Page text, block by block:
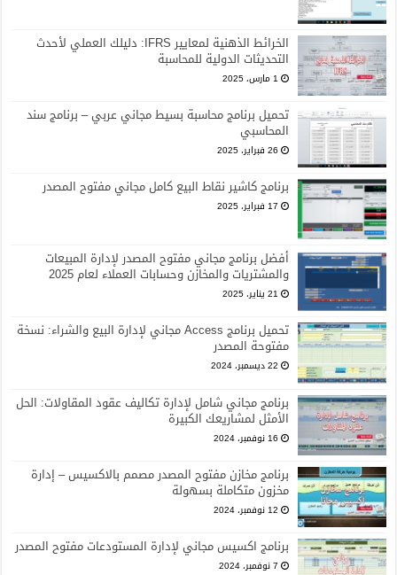
الخرائط الذهنية لمعايير IFRS: دليلك العملي لأحدث
التحديثات الدولية للمحاسبة
1 مارس، 2025
تحميل برنامج محاسبة بسيط مجاني عربي – برنامج سند
المحاسبي
26 فبراير، 2025
برنامج كاشير نقاط البيع كامل مجاني مفتوح المصدر
17 فبراير، 2025
أفضل برنامج مجاني مفتوح المصدر لإدارة المبيعات
والمشتريات والمخازن وحسابات العملاء لعام 2025
21 يناير، 2025
تحميل برنامج Access مجاني لإدارة البيع والشراء: نسخة
مفتوحة المصدر
22 ديسمبر، 2024
برنامج مجاني شامل لإدارة تكاليف عقود المقاولات: الحل
الأمثل لمشاريعك الكبيرة
16 نوفمبر، 2024
برنامج مخازن مفتوح المصدر مصمم بالاكسيس – إدارة
مخزون متكاملة بسهولة
12 نوفمبر، 2024
برنامج اكسيس مجاني لإدارة المستودعات مفتوح المصدر
7 نوفمبر، 2024